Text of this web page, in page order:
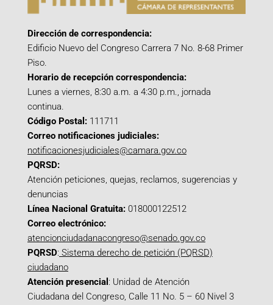
Dirección de correspondencia:
Edificio Nuevo del Congreso Carrera 7 No. 8-68 Primer
Piso.
Horario de recepción correspondencia:
Lunes a viernes, 8:30 a.m. a 4:30 p.m., jornada
continua.
Código Postal: 111711
Correo notificaciones judiciales:
notificacionesjudiciales@camara.gov.co
PQRSD:
Atención peticiones, quejas, reclamos, sugerencias y
denuncias
Línea Nacional Gratuita: 018000122512
Correo electrónico:
atencionciudadanacongreso@senado.gov.co
PQRSD: Sistema derecho de petición (PQRSD)
ciudadano
Atención presencial : Unidad de Atención
Ciudadana del Congreso, Calle 11 No. 5 – 60 Nivel 3